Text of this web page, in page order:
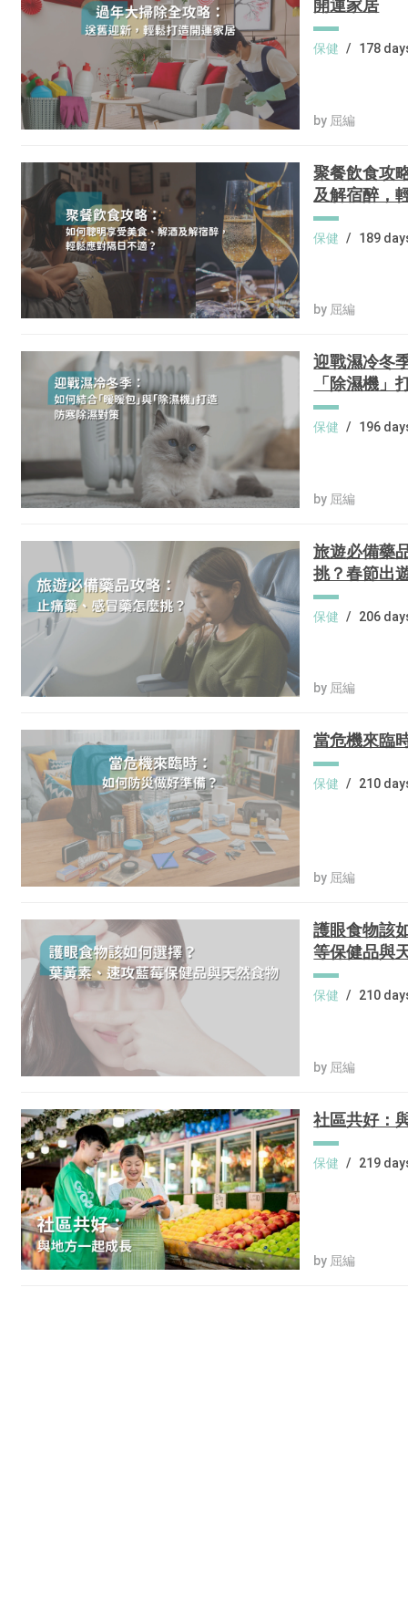
開運家居
保健 / 178
by 屈編
聚餐飲食攻
及解宿醉，
保健 / 189
by 屈編
迎戰濕冷冬
「除濕機」
保健 / 196
by 屈編
旅遊必備藥
挑？春節出
保健 / 206
by 屈編
當危機來臨
保健 / 210
by 屈編
護眼食物該
等保健品與
保健 / 210
by 屈編
社區共好：
保健 / 219
by 屈編